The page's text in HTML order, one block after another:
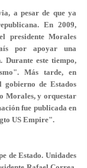
a pesar de que ya
En 2009,
presidente Morales
por apoyar una
este tiempo,
Más tarde, en
de Estados
Morales, y orquestar
fue publicada en
US Empire".
de Estado. Unidades